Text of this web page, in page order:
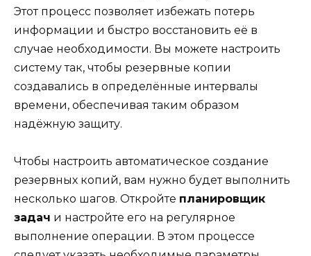
Этот процесс позволяет избежать потерь
информации и быстро восстановить её в
случае необходимости. Вы можете настроить
систему так, чтобы резервные копии
создавались в определённые интервалы
времени, обеспечивая таким образом
надёжную защиту.
Чтобы настроить автоматическое создание
резервных копий, вам нужно будет выполнить
несколько шагов. Откройте планировщик
задач и настройте его на регулярное
выполнение операции. В этом процессе